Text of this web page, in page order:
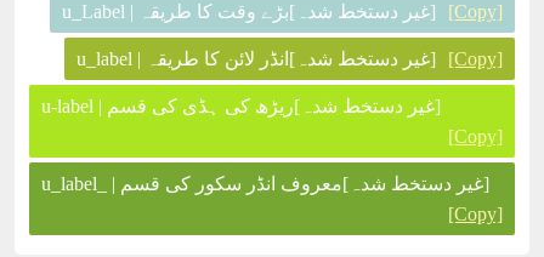
[غیر دستخط شدہ]بڑے وقت کا طریقہ | u_Label [Copy]
[غیر دستخط شدہ]انڈر لائن کا طریقہ | u_label [Copy]
[غیر دستخط شدہ]ریڑھ کی ہڈی کی قسم | u-label
[Copy]
[غیر دستخط شدہ]معروف انڈر سکور کی قسم | _u_label
[Copy]